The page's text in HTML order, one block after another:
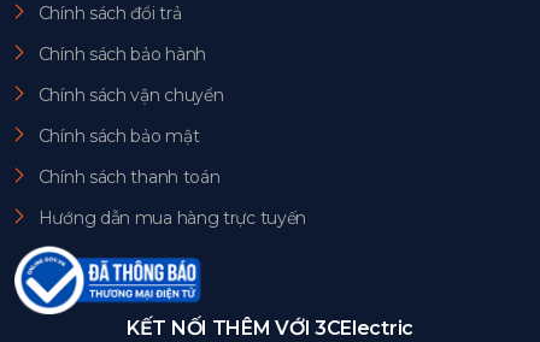
Chính sách đổi trả
Chính sách bảo hành
Chính sách vận chuyển
Chính sách bảo mật
Chính sách thanh toán
Hướng dẫn mua hàng trực tuyến
KẾT NỐI THÊM VỚI 3CElectric